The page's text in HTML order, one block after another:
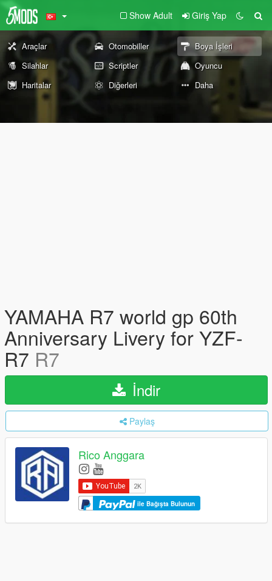
Show Adult Giriş Yap
Araçlar Otomobiller
Boya İşleri
Silahlar
Scriptler
Oyuncu
Haritalar
Diğerleri Daha
YAMAHA R7 world gp 60th
Anniversary Livery for YZF-
R7 R7
İndir
Paylaş
Rico Anggara
ile Bağışta Bulunun